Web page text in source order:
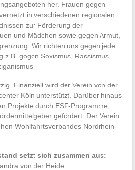
her. Frauen gegen
in verschiedenen regionalen
zur Förderung der
und Mädchen sowie gegen Armut,
Wir richten uns gegen jede
z.B. gegen Sexismus, Rassismus,
Finanziell wird der Verein von der
Köln unterstützt. Darüber hinaus
Projekte durch ESF-Programme,
gefördert. Der Verein
Wohlfahrtsverbandes Nordrhein-
setzt sich zusammen aus:
von der Heide